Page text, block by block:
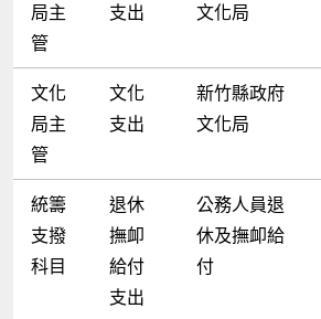
局主
管
支出
文化局
文化
局主
管
文化
支出
新竹縣政府
文化局
統籌
支撥
科目
退休
撫卹
給付
支出
公務人員退
休及撫卹給
付